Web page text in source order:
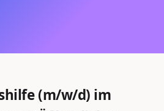
(m/w/d) im